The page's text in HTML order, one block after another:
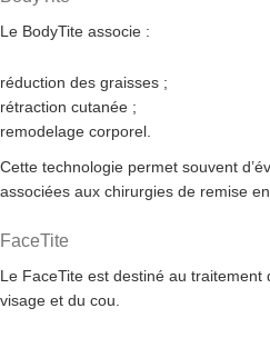
Le BodyTite associe :
réduction des graisses ;
rétraction cutanée ;
remodelage corporel.
Cette technologie permet souvent
associées aux chirurgies de remise
FaceTite
Le FaceTite est destiné au traitement
visage et du cou.